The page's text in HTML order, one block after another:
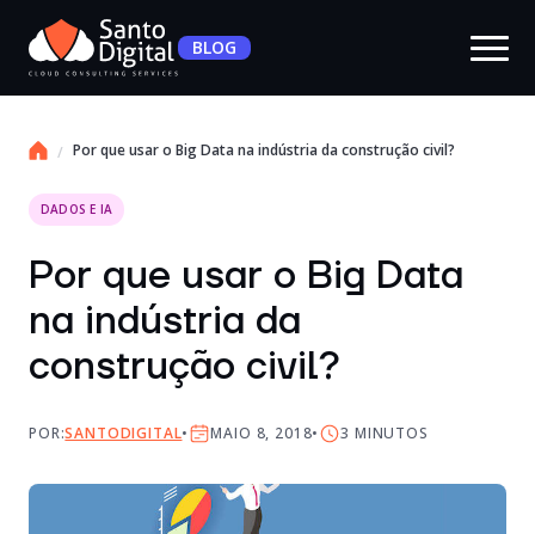
BLOG
Por que usar o Big Data na indústria da construção civil?
DADOS E IA
Por que usar o Big Data
na indústria da
construção civil?
POR:SANTODIGITAL MAIO 8, 2018 3 MINUTOS